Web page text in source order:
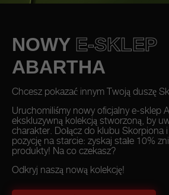
NOWY E-SKLEP
ABARTHA
Chcesz pokazać innym Twoją duszę
Uruchomiliśmy nowy oficjalny e-sklep
ekskluzywną kolekcją stworzoną, by
charakter. Dołącz do klubu Skorpiona
pozycję na starcie: zyskaj stałe 10%
produkty! Na co czekasz?
Odkryj naszą nową kolekcję!